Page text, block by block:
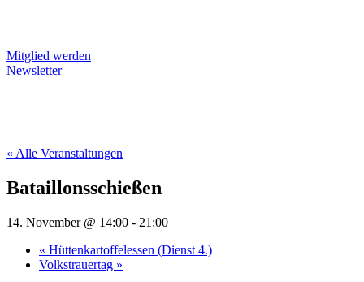
Mitglied werden
Newsletter
« Alle Veranstaltungen
Bataillonsschießen
14. November @ 14:00 - 21:00
« Hüttenkartoffelessen (Dienst 4.)
Volkstrauertag »